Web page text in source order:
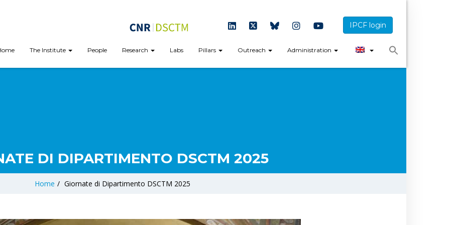
IPCF login
The Institute People Research Labs Pillars Outreach Administration
DI DIPARTIMENTO DSCTM 2025
Home / Giornate di Dipartimento DSCTM 2025